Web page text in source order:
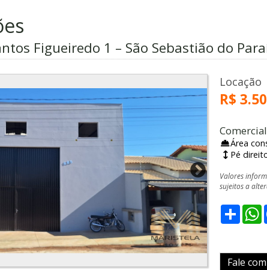
Figueiredo 1 – São Sebastião do
Locação
R$
Comercial
Área
Pé
Valores
sujeitos a
Share
Fale